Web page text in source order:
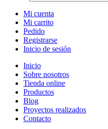
Mi cuenta
Mi carrito
Pedido
Registrarse
Inicio de sesión
Inicio
Sobre nosotros
Tienda online
Productos
Blog
Proyectos realizados
Contacto